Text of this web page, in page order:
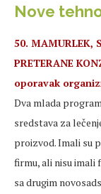
Nove
50. MAMURLEK,
PRETERANE
oporavak
Dva mlada
sredstava za
proizvod. Imali su
firmu, ali nisu imali
sa drugim